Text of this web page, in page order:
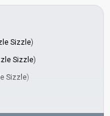
Sizzle)
Sizzle)
Sizzle)